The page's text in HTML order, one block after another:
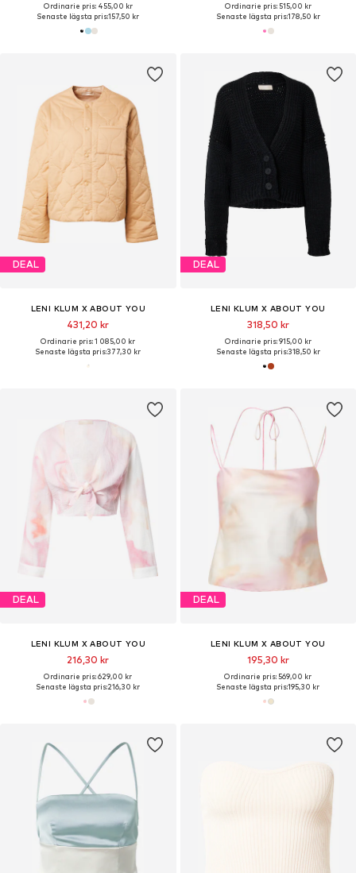
Ordinarie pris: 455,00 kr
Senaste lägsta pris:157,50 kr
Ordinarie pris: 515,00 kr
Senaste lägsta pris:178,50 kr
DEAL
LENI KLUM X ABOUT YOU
431,20 kr
Ordinarie pris: 1 085,00 kr
Senaste lägsta pris:377,30 kr
DEAL
LENI KLUM X ABOUT YOU
318,50 kr
Ordinarie pris: 915,00 kr
Senaste lägsta pris:318,50 kr
DEAL
LENI KLUM X ABOUT YOU
216,30 kr
Ordinarie pris: 629,00 kr
Senaste lägsta pris:216,30 kr
DEAL
LENI KLUM X ABOUT YOU
195,30 kr
Ordinarie pris: 569,00 kr
Senaste lägsta pris:195,30 kr